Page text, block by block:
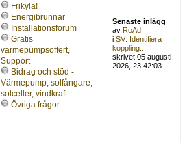
Frikyla!
Energibrunnar
Installationsforum
Gratis
värmepumpsoffert,
Support
Bidrag och stöd -
Värmepump, solfångare,
solceller, vindkraft
Övriga frågor
Senaste inlägg
avRoAd
iSV: Identifiera
koppling...
skrivet 05 augusti
2026, 23:42:03